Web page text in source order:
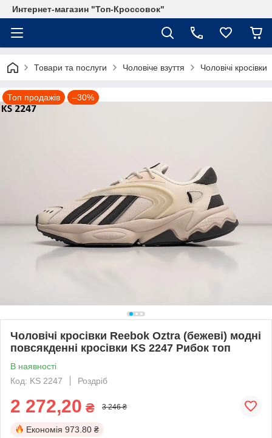
Интернет-магазин "Топ-Кроссовок"
Товари та послуги Чоловіче взуття Чоловічі кросівки
Топ продажів –30%
Чоловічі кросівки Reebok Oztra (бежеві) модні
повсякденні кросівки KS 2247 Рибок топ
В наявності
Код: KS 2247
Роздріб
2 272,20 ₴ 3 246 ₴
Економія 973.80 ₴